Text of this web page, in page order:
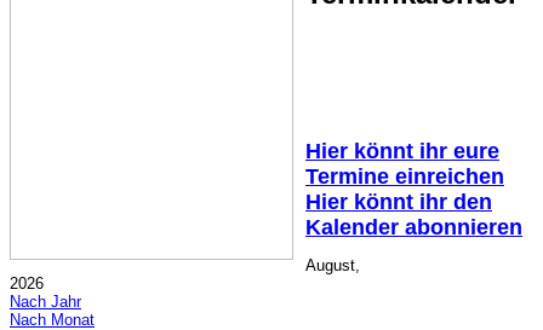
Hier könnt ihr eure
Termine einreichen
Hier könnt ihr den
Kalender abonnieren
August,
2026
Nach Jahr
Nach Monat